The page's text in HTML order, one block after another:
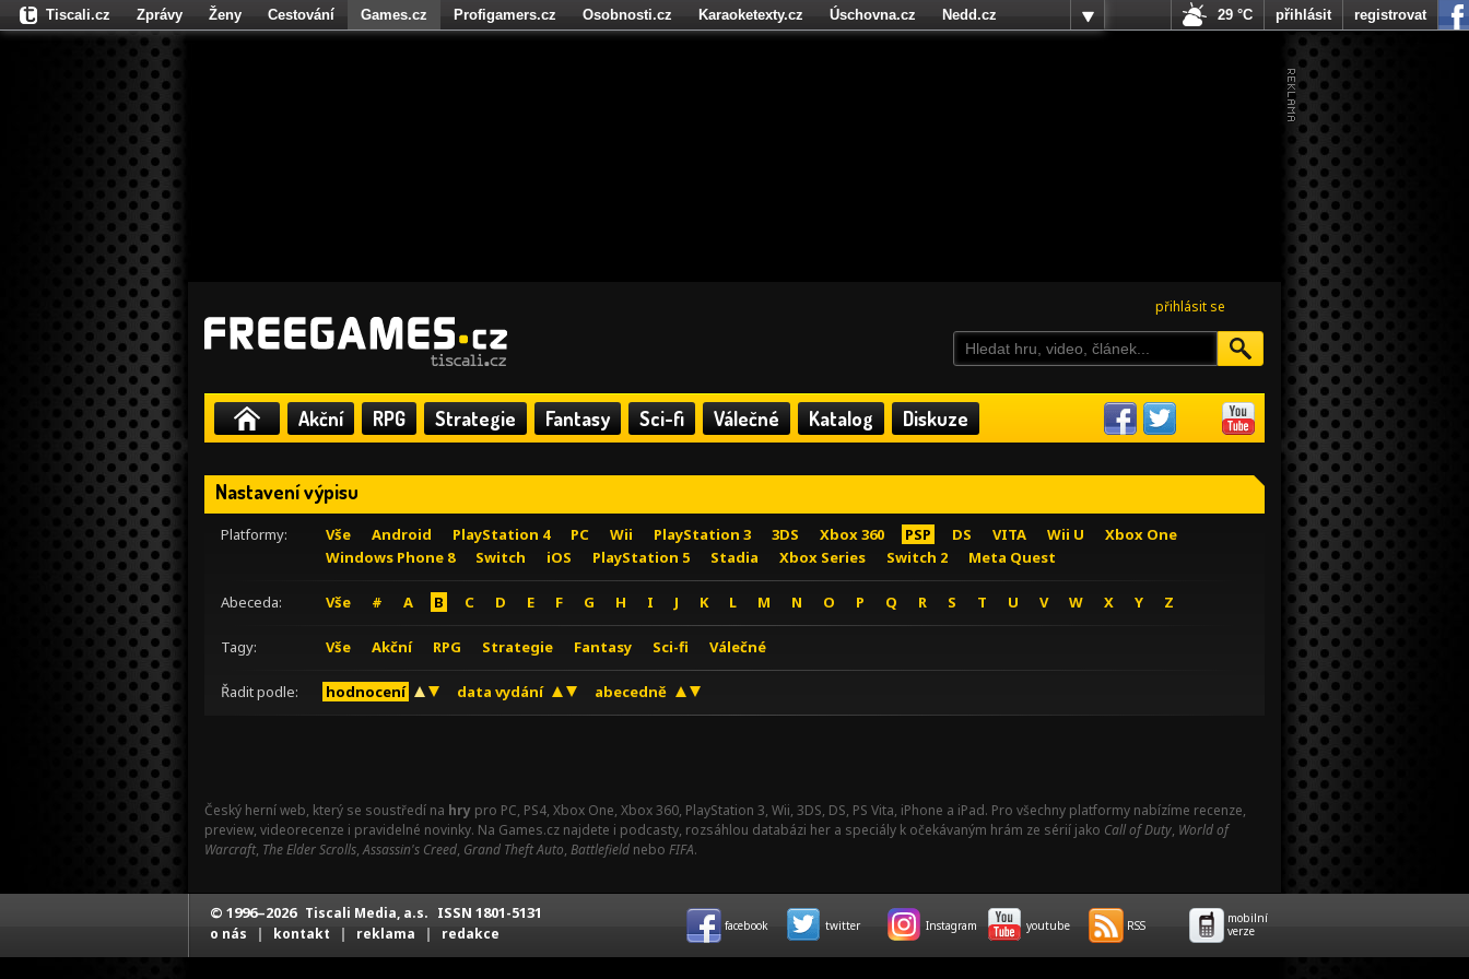
přihlásit se
Akční RPG Strategie Fantasy Sci-fi Válečné Katalog Diskuze
Nastavení výpisu
Platformy: Vše Android PlayStation 4 PC Wii PlayStation 3 3DS Xbox 360 PSP DS VITA Wii U
Xbox One
Windows Phone 8
Switch iOS PlayStation 5 Stadia Xbox Series Switch 2 Meta Quest
Abeceda: Vše # A B C D E F G H I J K L M N O P Q R S T U V W X Y Z
Tagy: Vše Akční RPG Strategie Fantasy Sci-fi Válečné
Řadit podle: hodnocení data vydání abecedně
Český herní web, který se soustředí na hry pro PC, PS4, Xbox One, Xbox 360, PlayStation 3, Wii, 3DS, DS, PS Vita, iPhone a iPad. Pro všechny platformy nabízíme recenze,
preview, videorecenze i pravidelné novinky. Na Games.cz najdete i podcasty, rozsáhlou databázi her a speciály k očekávaným hrám ze sérií jako Call of Duty, World of
Warcraft, The Elder Scrolls,Assassin's Creed, Grand Theft Auto, Battlefield nebo FIFA.
Tiscali.cz Zprávy Ženy Cestování Games.cz Profigamers.cz Osobnosti.cz Karaoketexty.cz Úschovna.cz
Nedd.cz
Fights.cz
29 °C přihlásit registrovat
© 1996–2026 Tiscali Media, a.s. ISSN 1801-5131
o nás | kontakt | reklama | redakce facebook twitter Instagram youtube RSS
mobilní
verze